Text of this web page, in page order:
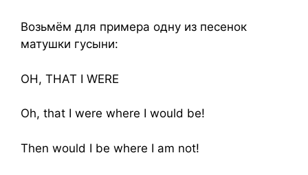
Возьмём для примера одну из песенок
матушки гусыни:
OH, THAT I WERE
Oh, that I were where I would be!
Then would I be where I am not!